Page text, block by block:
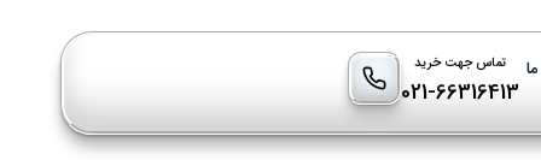
تماس جهت خرید
021-66316413